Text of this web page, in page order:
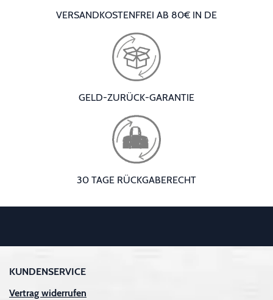
VERSANDKOSTENFREI AB 80€ IN DE
GELD-ZURÜCK-GARANTIE
30 TAGE RÜCKGABERECHT
KUNDENSERVICE
Vertrag widerrufen